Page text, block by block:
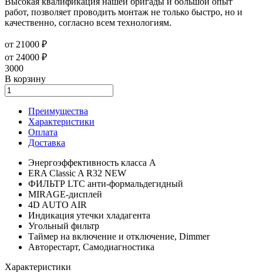
работ, позволяет проводить монтаж не только быстро, но и
качественно, согласно всем технологиям.
от 21000 ₽
от 24000 ₽
3000
В корзину
Преимущества
Характеристики
Оплата
Доставка
Энергоэффективность класса А
ERA Classic A R32 NEW
ФИЛЬТР LTC анти-формальдегидный
MIRAGE-дисплей
4D AUTO AIR
Индикация утечки хладагента
Угольный фильтр
Таймер на включение и отключение, Dimmer
Авторестарт, Самодиагностика
Характеристики